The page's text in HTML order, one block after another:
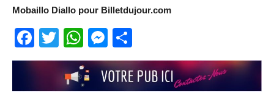
Mobaillo Diallo pour Billetdujour.com
Facebook
TwitterWhatsApp
Messenger